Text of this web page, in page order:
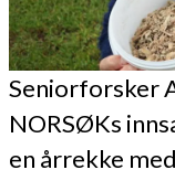
Seniorforsker
NORSØKs
en årrekke